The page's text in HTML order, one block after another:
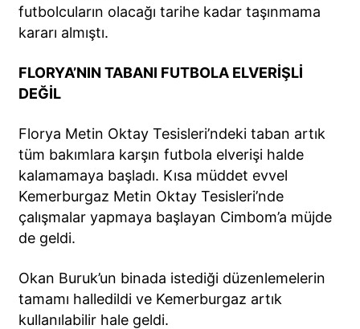
futbolcuların olacağı tarihe kadar taşınmama
kararı almıştı.
FLORYA’NIN TABANI FUTBOLA ELVERİŞLİ
DEĞİL
Florya Metin Oktay Tesisleri’ndeki taban artık
tüm bakımlara karşın futbola elverişi halde
kalamamaya başladı. Kısa müddet evvel
Kemerburgaz Metin Oktay Tesisleri’nde
çalışmalar yapmaya başlayan Cimbom’a müjde
de geldi.
Okan Buruk’un binada istediği düzenlemelerin
tamamı halledildi ve Kemerburgaz artık
kullanılabilir hale geldi.